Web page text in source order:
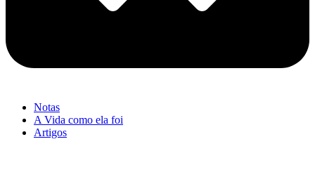
Notas
A Vida como ela foi
Artigos